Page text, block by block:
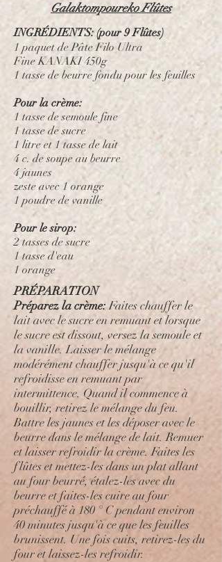
Galaktompoureko Flûtes
INGRÉDIENTS: (pour 9 Flûtes)
1 paquet dePâte Filo Ultra
FineKANAKI 450g
1 tasse de beurre fondu pour les feuilles
Pour la crème:
1 tasse de semoule fine
1 tasse de sucre
1 litre et 1 tasse de lait
4 c. de soupe au beurre
4 jaunes
zeste avec 1 orange
1 poudre de vanille
Pour le sirop:
2 tasses de sucre
1 tasse d'eau
1 orange
PRÉPARATION
Préparez la crème:Faites chauffer le
lait avec le sucre en remuant et lorsque
le sucre est dissout, versez la semoule et
la vanille. Laisser le mélange
modérément chauffer jusqu'à ce qu'il
refroidisse en remuant par
intermittence. Quand il commence à
bouillir, retirez le mélange du feu.
Battre les jaunes et les déposer avec le
beurre dans le mélange de lait. Remuer
et laisser refroidir la crème. Faites les
flûtes et mettez-les dans un plat allant
au four beurré, étalez-les avec du
beurre et faites-les cuire au four
préchauffé à 180 ° C pendant environ
40 minutes jusqu'à ce que les feuilles
brunissent. Une fois cuits, retirez-les du
four et laissez-les refroidir.